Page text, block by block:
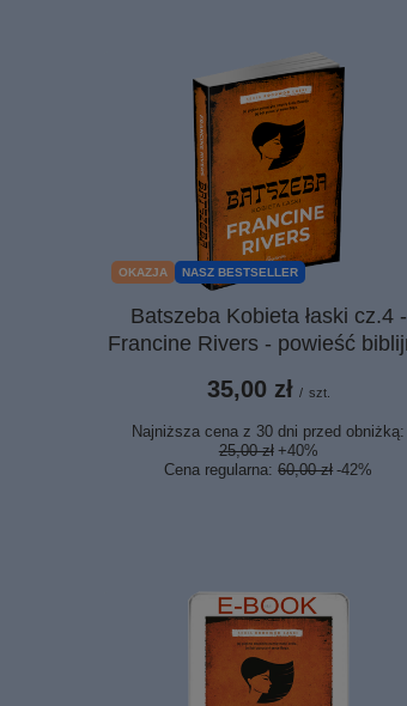
OKAZJA NASZ BESTSELLER
Batszeba Kobieta łaski cz.4 -
Francine Rivers - powieść
35,00 zł / szt.
Najniższa cena z 30 dni przed obniżką:
25,00 zł +40%
Cena regularna:60,00 zł -42%